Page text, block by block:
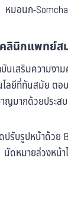
คลินิกแพทย์ส
นเสริมความงา
โลยีที่ทันสมัย ต
มากด้วยประส
รับรูปหน้าด้ว
นัดหมายล่วงหน้า